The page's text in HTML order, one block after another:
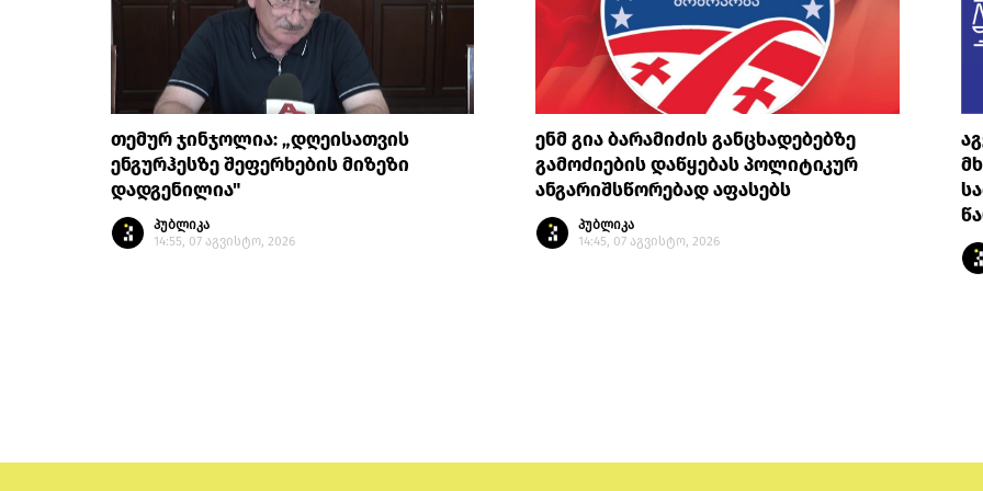
თემურ ჯინჯოლია: „დღეისათვის
ენგურჰესზე შეფერხების მიზეზი
დადგენილია"
პუბლიკა
14:55, 07 აგვისტო, 2026
ენმ გია ბარამიძის განცხადებებზე
გამოძიების დაწყებას პოლიტიკურ
ანგარიშსწორებად აფასებს
პუბლიკა
14:45, 07 აგვისტო, 2026